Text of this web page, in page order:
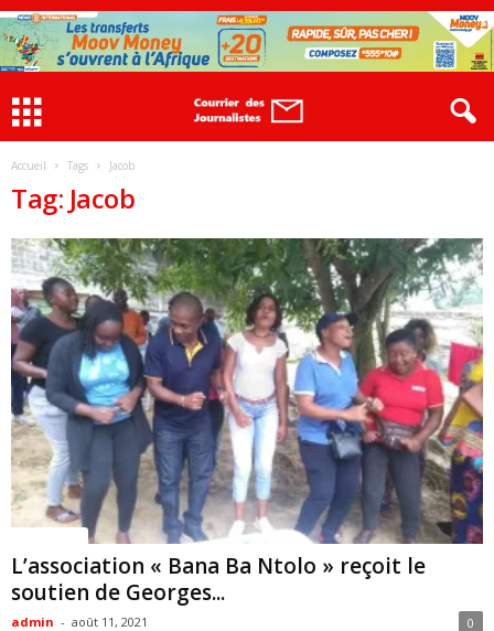
Accueil Tags Jacob
Tag: Jacob
L’association « Bana Ba Ntolo » reçoit le
soutien de Georges...
admin - août 11, 2021 0